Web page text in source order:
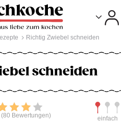
Richtig Zwiebel schneiden
schneiden
Bewerten
Bewertungen) einfach